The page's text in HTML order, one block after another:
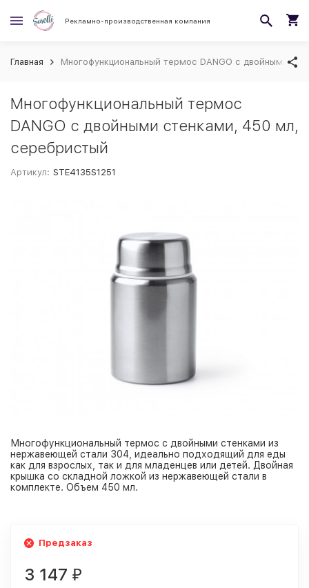
Рекламно-производственная компания
Главная Многофункциональный термос DANGO с двойными
Многофункциональный термос
DANGO с двойными стенками, 450 мл,
серебристый
Артикул: STE4135S1251
Многофункциональный термос с двойными стенками из
нержавеющей стали 304, идеально подходящий для еды
как для взрослых, так и для младенцев или детей. Двойная
крышка со складной ложкой из нержавеющей стали в
комплекте. Объем 450 мл.
Предзаказ
3 147 ₽